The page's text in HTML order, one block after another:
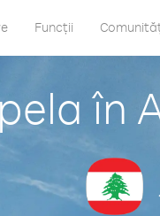
Funcții
în